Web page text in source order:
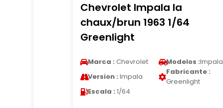
Chevrolet Impala la
chaux/brun 1963 1/64
Greenlight
Marca : Chevrolet Modelos :Impala
Version : Impala
Fabricante :
Greenlight
Escala : 1/64